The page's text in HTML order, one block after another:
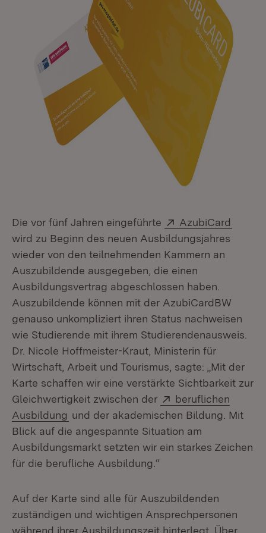
Die vor fünf Jahren eingeführte Extern:
AzubiCard
wird zu Beginn des neuen Ausbildungsjahres
wieder von den teilnehmenden Kammern an
Auszubildende ausgegeben, die einen
Ausbildungsvertrag abgeschlossen haben.
Auszubildende können mit der AzubiCardBW
genauso unkompliziert ihren Status nachweisen
wie Studierende mit ihrem Studierendenausweis.
Dr. Nicole Hoffmeister-Kraut, Ministerin für
Wirtschaft, Arbeit und Tourismus, sagte: „Mit der
Karte schaffen wir eine verstärkte Sichtbarkeit zur
Gleichwertigkeit zwischen der
Extern:
beruflichen
Ausbildung (Öffnet in neuem Fenster)
und der akademischen Bildung. Mit
Blick auf die angespannte Situation am
Ausbildungsmarkt setzten wir ein starkes Zeichen
für die berufliche Ausbildung.“
Auf der Karte sind alle für Auszubildenden
zuständigen und wichtigen Ansprechpersonen
während ihrer Ausbildungszeit hinterlegt. Über